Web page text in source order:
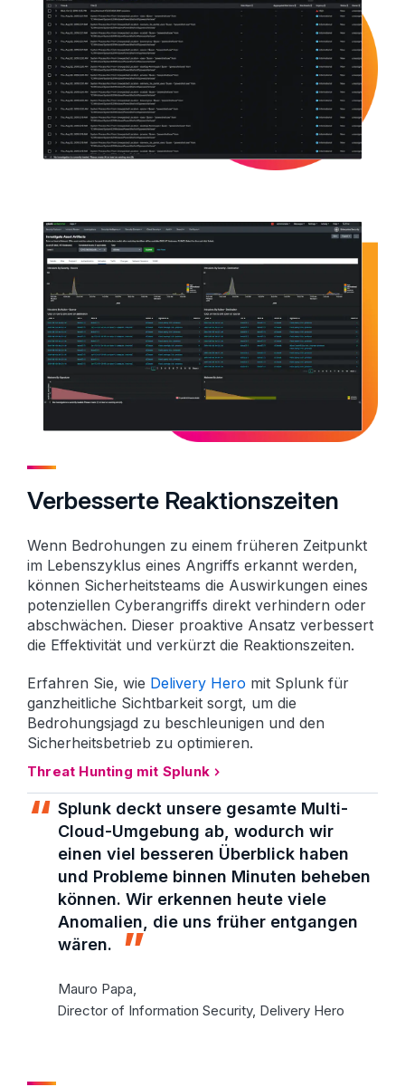
Verbesserte Reaktionszeiten
Wenn Bedrohungen zu einem früheren Zeitpunkt
im Lebenszyklus eines Angriffs erkannt werden,
können Sicherheitsteams die Auswirkungen eines
potenziellen Cyberangriffs direkt verhindern oder
abschwächen. Dieser proaktive Ansatz verbessert
die Effektivität und verkürzt die Reaktionszeiten.
Erfahren Sie, wie Delivery Hero mit Splunk für
ganzheitliche Sichtbarkeit sorgt, um die
Bedrohungsjagd zu beschleunigen und den
Sicherheitsbetrieb zu optimieren.
Threat Hunting mit Splunk
Splunk deckt unsere gesamte Multi-
Cloud-Umgebung ab, wodurch wir
einen viel besseren Überblick haben
und Probleme binnen Minuten beheben
können. Wir erkennen heute viele
Anomalien, die uns früher entgangen
wären.
Mauro Papa,
Director of Information Security, Delivery Hero